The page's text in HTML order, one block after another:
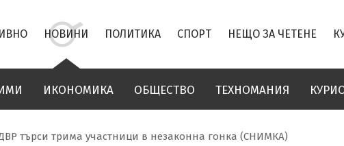
НОВИНИ ПОЛИТИКА СПОРТ НЕЩО ЗА ЧЕТЕНЕ
ИКОНОМИКА ОБЩЕСТВО ТЕХНОМАНИЯ
търси трима участници в незаконна гонка (СНИМКА)